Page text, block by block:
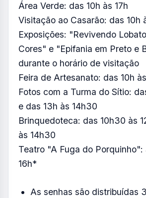
Área Verde: das 10h às 17h
Visitação ao Casarão: das 10h
Exposições: "Revivendo
Cores" e "Epifania em Preto e
durante o horário de visitação
Feira de Artesanato: das 10h
Fotos com a Turma do Sítio:
e das 13h às 14h30
Brinquedoteca: das 10h30 às
às 14h30
Teatro "A Fuga do Porquinho":
16h*
As senhas são distribuídas